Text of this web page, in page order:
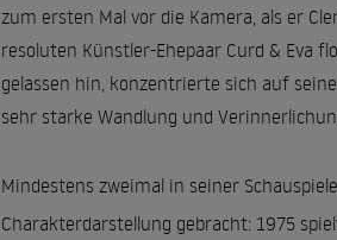
zum ersten Mal vor die Kamera, als er
resoluten Künstler-Ehepaar Curd & Eva
gelassen hin, konzentrierte sich auf
sehr starke Wandlung und
Mindestens zweimal in seiner
Charakterdarstellung gebracht: 1975